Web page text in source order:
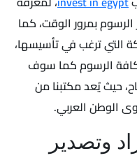
بمرور الوقت، كما
التي ترغب في تأسيسها،
الرسوم كما سوف
حيث يُعد مكتبنا من
الوطن العربي.
وتصدير